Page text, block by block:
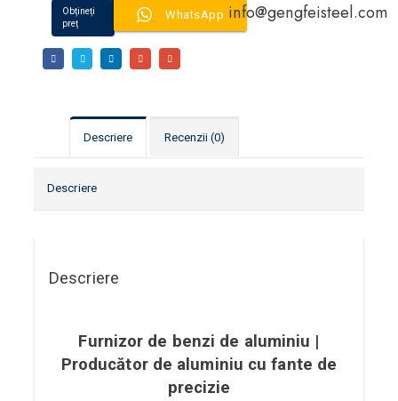
Obțineți
preț
WhatsApp info@gengfeisteel.com
Descriere Recenzii (0)
Descriere
Descriere
Furnizor de benzi de aluminiu |
Producător de aluminiu cu fante de
precizie